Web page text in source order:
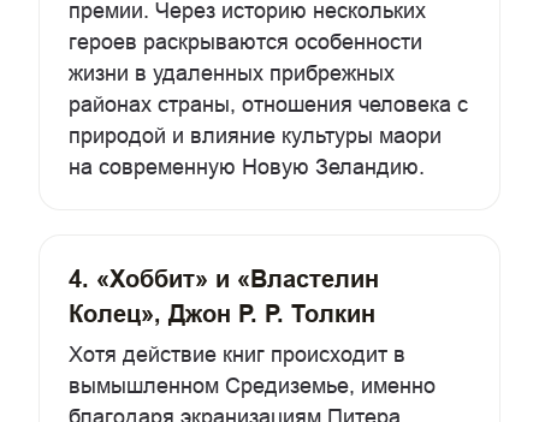
премии. Через историю нескольких
героев раскрываются особенности
жизни в удаленных прибрежных
районах страны, отношения человека с
природой и влияние культуры маори
на современную Новую Зеландию.
4. «Хоббит» и «Властелин
Колец», Джон Р. Р. Толкин
Хотя действие книг происходит в
вымышленном Средиземье, именно
благодаря экранизациям Питера